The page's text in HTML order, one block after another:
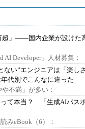
超」――国内企業が設け
AI Developer」人材募集：
ない”エンジニアは「楽
年代別でこんなに違った
不満」が多い：
って本当？ 「生成AIパス
みeBook（6）：